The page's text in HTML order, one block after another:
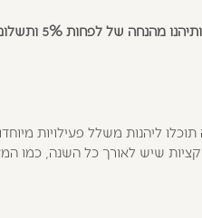
של לפחות 5% ותשלום במלון!
החדשה – ראש השנה 2022– באילת? בראש